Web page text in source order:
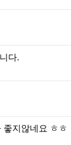
다.
좋지않네요 ㅎㅎ